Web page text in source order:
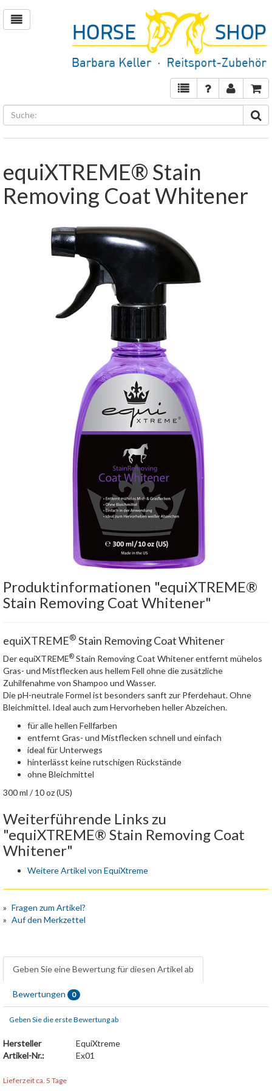
equiXTREME® Stain
Removing Coat Whitener
Produktinformationen "equiXTREME®
Stain Removing Coat Whitener"
equiXTREME® Stain Removing Coat Whitener
Der equiXTREME® Stain Removing Coat Whitener entfernt mühelos
Gras- und Mistflecken aus hellem Fell ohne die zusätzliche
Zuhilfenahme von Shampoo und Wasser.
Die pH-neutrale Formel ist besonders sanft zur Pferdehaut. Ohne
Bleichmittel. Ideal auch zum Hervorheben heller Abzeichen.
für alle hellen Fellfarben
entfernt Gras- und Mistflecken schnell und einfach
ideal für Unterwegs
hinterlässt keine rutschigen Rückstände
ohne Bleichmittel
300 ml / 10 oz (US)
Weiterführende Links zu
"equiXTREME® Stain Removing Coat
Whitener"
Weitere Artikel von EquiXtreme
Fragen zum Artikel?
Auf den Merkzettel
Geben Sie eine Bewertung für diesen Artikel ab
Bewertungen 0
Geben Sie die erste Bewertung ab
Hersteller
EquiXtreme
Artikel-Nr.:
Ex01
Lieferzeit ca. 5 Tage